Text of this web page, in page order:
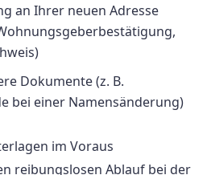
an Ihrer neuen Adresse
Dokumente (z. B.
bei einer Namensänderung)
im Voraus
reibungslosen Ablauf bei der